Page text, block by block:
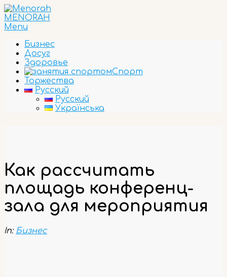
Skip
to
content
MENORAH
Primary
Menu
Menu
Бизнес
Досуг
Здоровье
Спорт
Торжества
Русский
Русский
Українська
Как рассчитать
площадь конференц-
зала для мероприятия
In: Бизнес